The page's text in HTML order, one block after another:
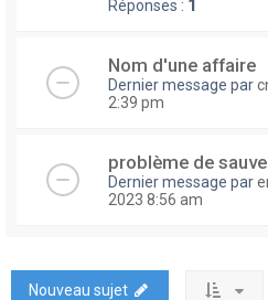
Réponses : 1
Nom d'une affaire
Dernier message par
2:39 pm
problème de
Dernier message par
2023 8:56 am
Nouveau sujet